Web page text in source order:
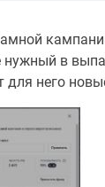
нужный в
для него